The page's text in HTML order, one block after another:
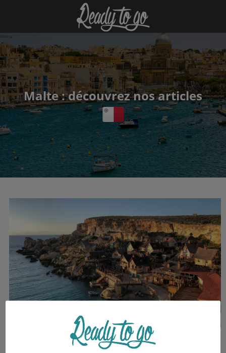
Malte : découvrez nos articles
Comment réussir son séjour à Malte ?